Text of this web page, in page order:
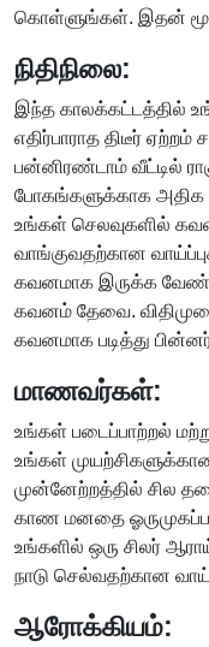
கொள்ளுங்கள். இதன்
நிதிநிலை:
இந்த காலக்கட்டத்தில்
எதிர்பாராத திடீர் ஏற்றம்
பன்னிரண்டாம் வீட்டில்
போகங்களுக்காக
உங்கள் செலவுகளில்
வாங்குவதற்கான
கவனமாக இருக்க
கவனம் தேவை.
கவனமாக படித்து
மாணவர்கள்:
உங்கள் படைப்பாற்றல்
உங்கள்
முன்னேற்றத்தில் சில
காண மனதை
உங்களில் ஒரு சிலர்
நாடு செல்வதற்கான
ஆரோக்கியம்: